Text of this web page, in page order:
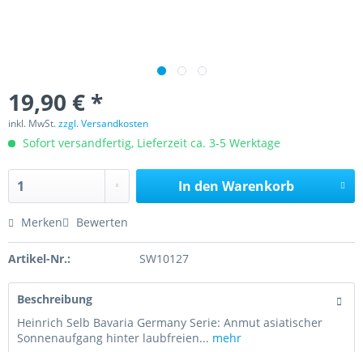
19,90 € *
inkl. MwSt.zzgl. Versandkosten
Sofort versandfertig, Lieferzeit ca. 3-5 Werktage
In den Warenkorb
Merken Bewerten
Artikel-Nr.: SW10127
Beschreibung
Heinrich Selb Bavaria Germany Serie: Anmut asiatischer
Sonnenaufgang hinter laubfreien... mehr